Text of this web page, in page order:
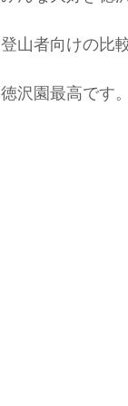
登山者向けの比
徳沢園最高です。